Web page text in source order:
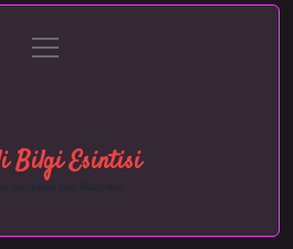
Politikası
menüyü
aç
Bilgi Esintisi
neşe katan kısa hikayeler!